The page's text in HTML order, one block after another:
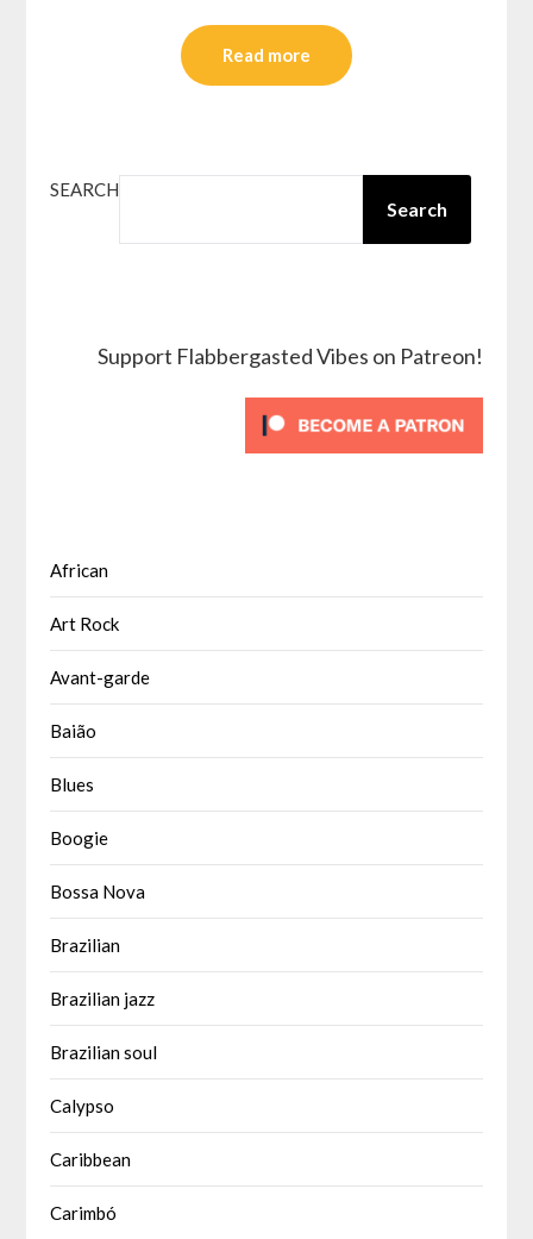
Read more
SEARCH
Search
Support Flabbergasted Vibes on Patreon!
African
Art Rock
Avant-garde
Baião
Blues
Boogie
Bossa Nova
Brazilian
Brazilian jazz
Brazilian soul
Calypso
Caribbean
Carimbó